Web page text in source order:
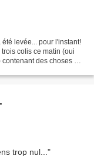
levée... pour l'instant!
colis ce matin (oui
des choses qui